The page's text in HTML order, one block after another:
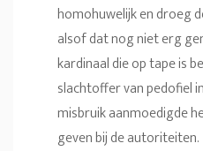
homohuwelijk en droeg
alsof dat nog niet erg
kardinaal die op tape is
slachtoffer van pedofiel
misbruik aanmoedigde
geven bij de autoriteiten.